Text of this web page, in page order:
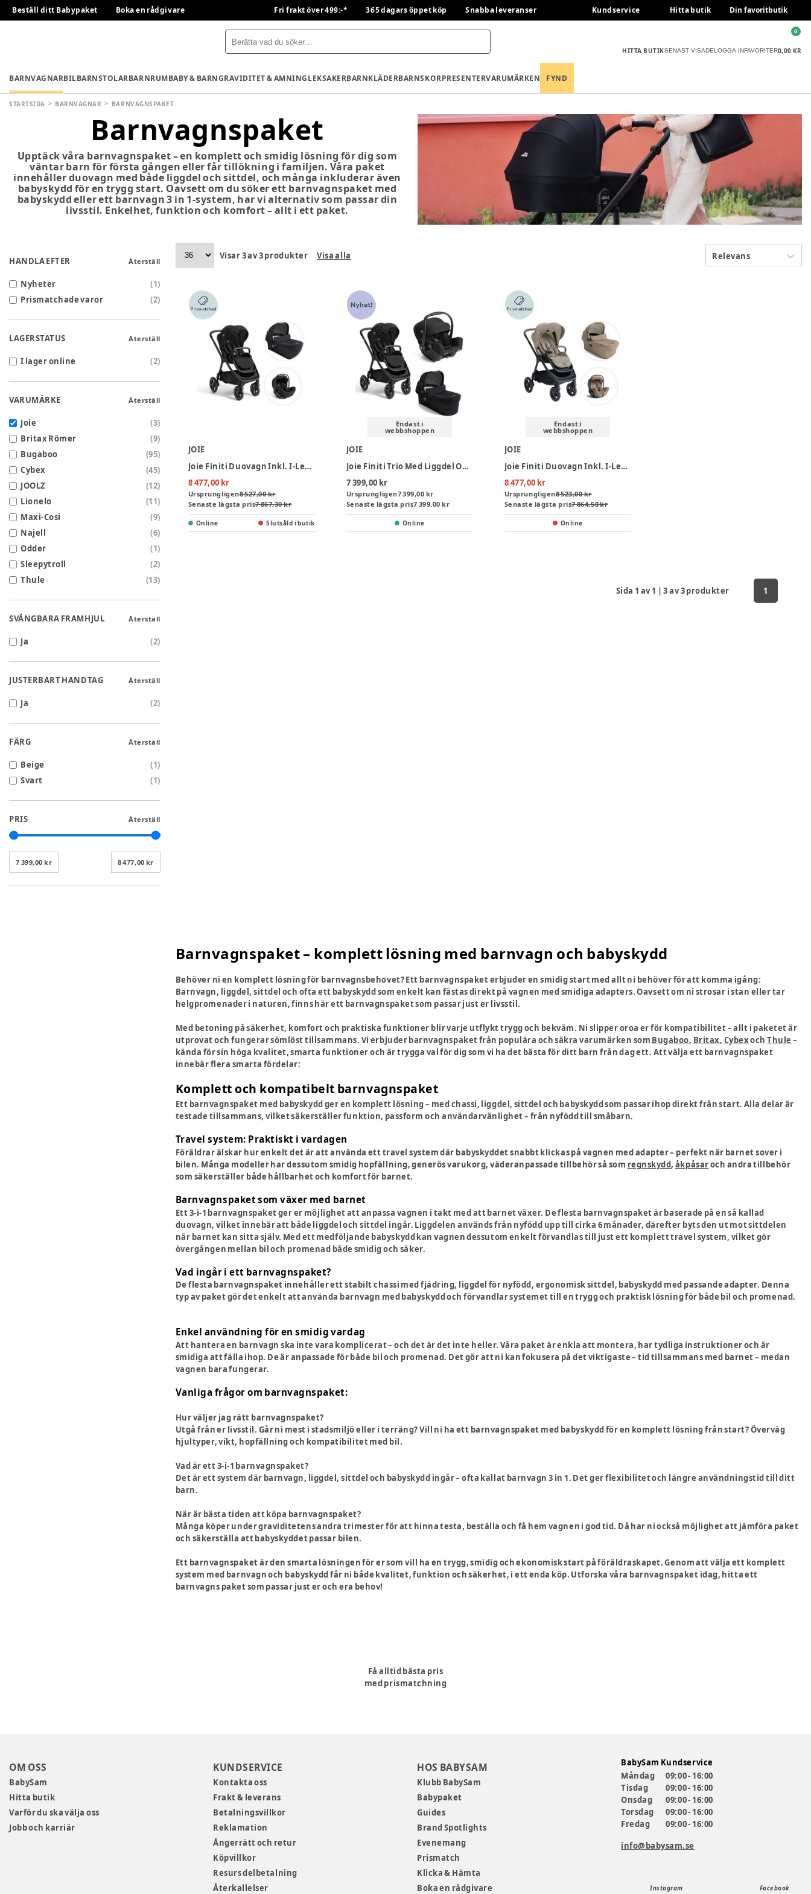
Beställ ditt Babypaket Boka en rådgivare Fri frakt över 499:-* 365 dagars öppet köp Snabba leveranser Kundservice Hitta butik Din favoritbutik
HITTA BUTIKSENAST VISADELOGGA INFAVORITER0,00 KR
0
BARNVAGNARBILBARNSTOLARBARNRUMBABY & BARNGRAVIDITET & AMNINGLEKSAKERBARNKLÄDERBARNSKORPRESENTERVARUMÄRKEN FYND
STARTSIDA BARNVAGNAR BARNVAGNSPAKET
Barnvagnspaket
Upptäck våra barnvagnspaket – en komplett och smidig lösning för dig som
väntar barn för första gången eller får tillökning i familjen. Våra paket
innehåller duovagn med både liggdel och sittdel, och många inkluderar även
babyskydd för en trygg start. Oavsett om du söker ett barnvagnspaket med
babyskydd eller ett barnvagn 3 in 1-system, har vi alternativ som passar din
livsstil. Enkelhet, funktion och komfort – allt i ett paket.
HANDLA EFTER Återställ
Nyheter (1)
Prismatchade varor
(2)
LAGERSTATUS Återställ
I lager online (2)
VARUMÄRKE Återställ
Joie (3)
Britax Römer
(9)
Bugaboo
(95)
Cybex
(45)
JOOLZ
(12)
Lionelo
(11)
Maxi-Cosi
(9)
Najell
(6)
Odder
(1)
Sleepytroll
(2)
Thule
(13)
SVÄNGBARA FRAMHJUL Återställ
Ja (2)
JUSTERBART HANDTAG Återställ
Ja (2)
FÄRG Återställ
Beige (1)
Svart
(1)
PRIS Återställ
7 399,00 kr 8 477,00 kr
Visar3av3produkter Visa alla Relevans
JOIE
Joie Finiti Duovagn Inkl. I-Level Pro Babyskydd - Eclipse
8 477,00 kr
Ursprungligen8 527,00 kr
Senaste lägsta pris7 867,30 kr
Online Slutsåld i butik
Endast i
webbshoppen
JOIE
Joie Finiti Trio Med Liggdel Och Babyskydd - Signature - Eclipse
7 399,00 kr
Ursprungligen7 399,00 kr
Senaste lägsta pris7 399,00 kr
Online
Endast i
webbshoppen
JOIE
Joie Finiti Duovagn Inkl. I-Level Pro Babyskydd - Sandstone
8 477,00 kr
Ursprungligen8 523,00 kr
Senaste lägsta pris7 864,50 kr
Online
Sida 1 av1 |3av3produkter 1
Barnvagnspaket – komplett lösning med barnvagn och babyskydd
Behöver ni en komplett lösning för barnvagnsbehovet? Ett barnvagnspaket erbjuder en smidig start med allt ni behöver för att komma igång:
Barnvagn, liggdel, sittdel och ofta ett babyskydd som enkelt kan fästas direkt på vagnen med smidiga adapters. Oavsett om ni strosar i stan eller tar
helgpromenader i naturen, finns här ett barnvagnspaket som passar just er livsstil.
Med betoning på säkerhet, komfort och praktiska funktioner blir varje utflykt trygg och bekväm. Ni slipper oroa er för kompatibilitet – allt i paketet är
utprovat och fungerar sömlöst tillsammans. Vi erbjuder barnvagnspaket från populära och säkra varumärken som Bugaboo, Britax, CybexochThule –
kända för sin höga kvalitet, smarta funktioner och är trygga val för dig som vi ha det bästa för ditt barn från dag ett. Att välja ett barnvagnspaket
innebär flera smarta fördelar:
Komplett och kompatibelt barnvagnspaket
Ett barnvagnspaket med babyskydd ger en komplett lösning – med chassi, liggdel, sittdel och babyskydd som passar ihop direkt från start. Alla delar är
testade tillsammans, vilket säkerställer funktion, passform och användarvänlighet – från nyfödd till småbarn.
Travel system: Praktiskt i vardagen
Föräldrar älskar hur enkelt det är att använda ett travel system där babyskyddet snabbt klickas på vagnen med adapter – perfekt när barnet sover i
bilen. Många modeller har dessutom smidig hopfällning, generös varukorg, väderanpassade tillbehör så som regnskydd, åkpåsaroch andra tillbehör
som säkerställer både hållbarhet och komfort för barnet.
Barnvagnspaket som växer med barnet
Ett 3-i-1 barnvagnspaket ger er möjlighet att anpassa vagnen i takt med att barnet växer. De flesta barnvagnspaket är baserade på en så kallad
duovagn, vilket innebär att både liggdel och sittdel ingår. Liggdelen används från nyfödd upp till cirka 6 månader, därefter byts den ut mot sittdelen
när barnet kan sitta själv. Med ett medföljande babyskydd kan vagnen dessutom enkelt förvandlas till just ett komplett travel system, vilket gör
övergången mellan bil och promenad både smidig och säker.
Vad ingår i ett barnvagnspaket?
De flesta barnvagnspaket innehåller ett stabilt chassi med fjädring, liggdel för nyfödd, ergonomisk sittdel, babyskydd med passande adapter. Denna
typ av paket gör det enkelt att använda barnvagn med babyskydd och förvandlar systemet till en trygg och praktisk lösning för både bil och promenad.
Enkel användning för en smidig vardag
Att hantera en barnvagn ska inte vara komplicerat – och det är det inte heller. Våra paket är enkla att montera, har tydliga instruktioner och är
smidiga att fälla ihop. De är anpassade för både bil och promenad. Det gör att ni kan fokusera på det viktigaste – tid tillsammans med barnet – medan
vagnen bara fungerar.
Vanliga frågor om barnvagnspaket:
Hur väljer jag rätt barnvagnspaket?
Utgå från er livsstil. Går ni mest i stadsmiljö eller i terräng? Vill ni ha ett barnvagnspaket med babyskydd för en komplett lösning från start? Överväg
hjultyper, vikt, hopfällning och kompatibilitet med bil.
Vad är ett 3-i-1 barnvagnspaket?
Det är ett system där barnvagn, liggdel, sittdel och babyskydd ingår – ofta kallat barnvagn 3 in 1. Det ger flexibilitet och längre användningstid till ditt
barn.
När är bästa tiden att köpa barnvagnspaket?
Många köper under graviditetens andra trimester för att hinna testa, beställa och få hem vagnen i god tid. Då har ni också möjlighet att jämföra paket
och säkerställa att babyskyddet passar bilen.
Ett barnvagnspaket är den smarta lösningen för er som vill ha en trygg, smidig och ekonomisk start på föräldraskapet. Genom att välja ett komplett
system med barnvagn och babyskydd får ni både kvalitet, funktion och säkerhet, i ett enda köp. Utforska våra barnvagnspaket idag, hitta ett
barnvagns paket som passar just er och era behov!
Få alltid bästa pris
med prismatchning
OM OSS
BabySam
Hitta butik
Varför du ska välja oss
Jobb och karriär
KUNDSERVICE
Kontakta oss
Frakt & leverans
Betalningsvillkor
Reklamation
Ångerrätt och retur
Köpvillkor
Resurs delbetalning
Återkallelser
HOS BABYSAM
Klubb BabySam
Babypaket
Guides
Brand Spotlights
Evenemang
Prismatch
Klicka & Hämta
Boka en rådgivare
BabySam Kundservice
Måndag
09:00 - 16:00
Tisdag
09:00 - 16:00
Onsdag
09:00 - 16:00
Torsdag
09:00 - 16:00
Fredag
09:00 - 16:00
info@babysam.se
Instagram Facebook